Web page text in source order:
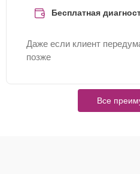
Бесплатная
Даже если клиент
позже
Все